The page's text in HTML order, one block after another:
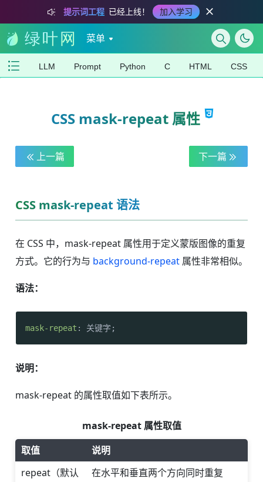
提示词工程 已经上线！ 加入学习
菜单
LLM Prompt Python C HTML CSS
CSS mask-repeat 属性
上一篇 下一篇
CSS mask-repeat 语法
在 CSS 中，mask-repeat 属性用于定义蒙版图像的重复
方式。它的行为与 background-repeat 属性非常相似。
语法：
mask-repeat : 关键字;
说明：
mask-repeat 的属性取值如下表所示。
mask-repeat 属性取值
取值
说明
repeat（默认
在水平和垂直两个方向同时重复